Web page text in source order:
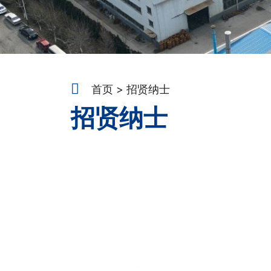
首页 招贤纳士
招贤纳士